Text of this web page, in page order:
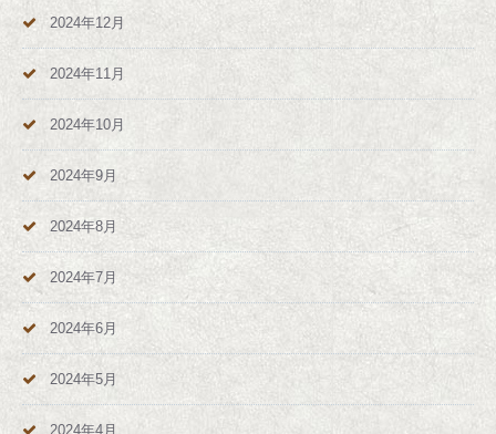
2024年12月
2024年11月
2024年10月
2024年9月
2024年8月
2024年7月
2024年6月
2024年5月
2024年4月